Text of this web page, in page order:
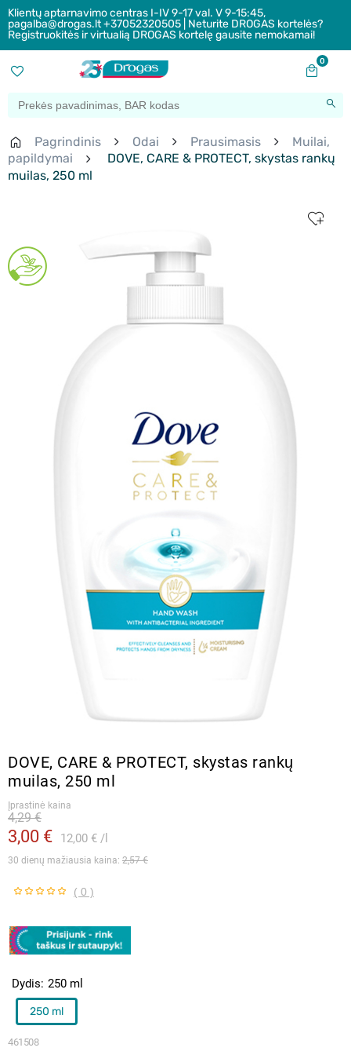
Klientų aptarnavimo centras I-IV 9-17 val. V 9-15:45,
pagalba@drogas.lt +37052320505 | Neturite DROGAS kortelės?
Registruokitės ir virtualią DROGAS kortelę gausite nemokamai!
0
Pagrindinis Odai Prausimasis
Muilai,
papildymai
DOVE, CARE & PROTECT, skystas rankų
muilas, 250 ml
DOVE, CARE & PROTECT, skystas rankų
muilas, 250 ml
Įprastinė kaina
3,00 € 12,00 €
4,29 €
30 dienų mažiausia kaina: 2,57 €
( 0 )
461508
Dydis 250 ml
250 ml